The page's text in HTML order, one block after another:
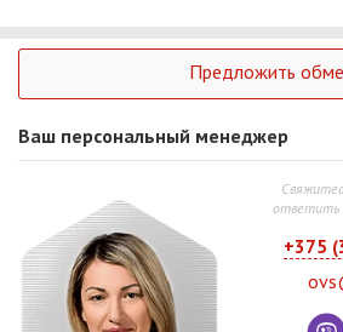
Предложить
Ваш персональный менеджер
ответить
+375